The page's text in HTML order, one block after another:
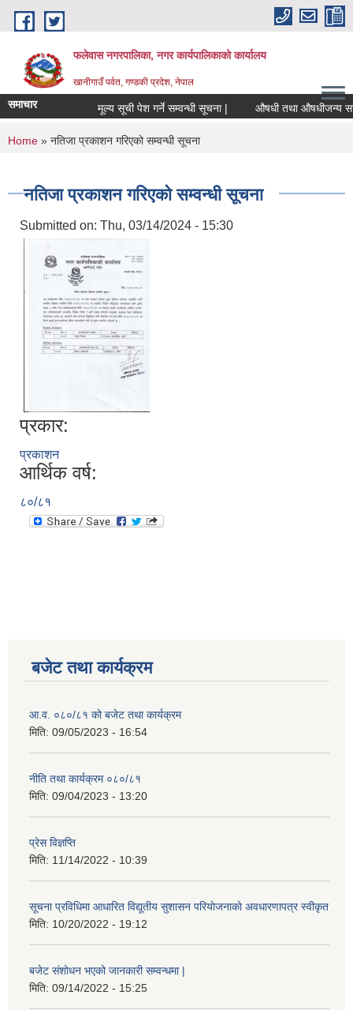
Skip to main content
फलेवास नगरपालिका, नगर कार्यपालिकाको कार्यालय
खानीगाउँ पर्वत, गण्डकी प्रदेश, नेपाल
समाचार मूल्य सूची पेश गर्ने सम्वन्धी सूचना | औषधी तथा औषधीजन्य
You are here
Home » नतिजा प्रकाशन गरिएको सम्वन्धी सूचना
नतिजा प्रकाशन गरिएको सम्वन्धी सूचना
Submitted on: Thu, 03/14/2024 - 15:30
प्रकार:
प्रकाशन
आर्थिक वर्ष:
८०/८१
बजेट तथा कार्यक्रम
आ.व. ०८०/८१ को बजेट तथा कार्यक्रम
मिति: 09/05/2023 - 16:54
नीति तथा कार्यक्रम ०८०/८१
मिति: 09/04/2023 - 13:20
प्रेस विज्ञप्ति
मिति: 11/14/2022 - 10:39
सूचना प्रविधिमा आधारित विद्यूतीय सुशासन परियाेजनाकाे अवधारणापत्र स्वीकृत
मिति: 10/20/2022 - 19:12
बजेट संशोधन भएको जानकारी सम्वन्धमा |
मिति: 09/14/2022 - 15:25